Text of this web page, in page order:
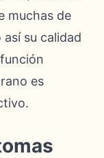
muchas de
su calidad
es